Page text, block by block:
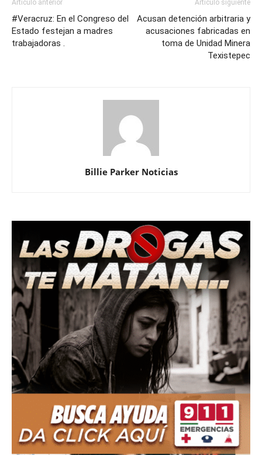
Artículo anterior
#Veracruz: En el Congreso del
Estado festejan a madres
trabajadoras .
Artículo siguiente
Acusan detención arbitraria y
acusaciones fabricadas en
toma de Unidad Minera
Texistepec
Billie Parker Noticias